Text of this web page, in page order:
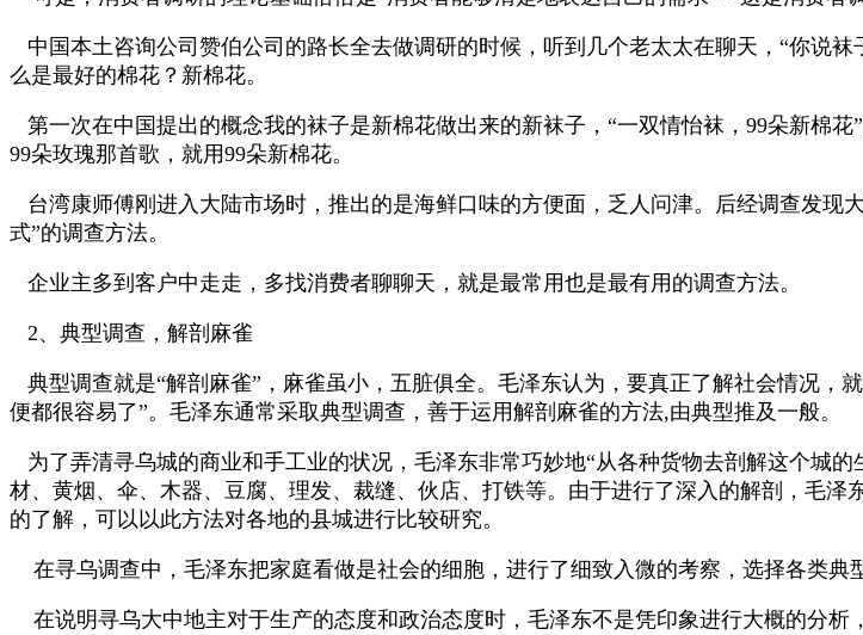
中国本土咨询公司赞伯公司的路长全去做调研的时候，听到几个老太太在聊天，“你说
么是最好的棉花？新棉花。
第一次在中国提出的概念我的袜子是新棉花做出来的新袜子，“一双情怡袜， 99朵新棉花
99朵玫瑰那首歌，就用99朵新棉花。
台湾康师傅刚进入大陆市场时，推出的是海鲜口味的方便面，乏人问津。后经调查发
式”的调查方法。
企业主多到客户中走走，多找消费者聊聊天，就是最常用也是最有用的调查方法。
2、典型调查，解剖麻雀
典型调查就是“解剖麻雀” ，麻雀虽小，五脏俱全。毛泽东认为，要真正了解社会情况，
便都很容易了”。毛泽东通常采取典型调查，善于运用解剖麻雀的方法,由典型推及一般。
为了弄清寻乌城的商业和手工业的状况，毛泽东非常巧妙地“从各种货物去剖解这个城的
材、黄烟、伞、木器、豆腐、理发、裁缝、伙店、打铁等。由于进行了深入的解剖，毛
的了解，可以以此方法对各地的县城进行比较研究。
在寻乌调查中，毛泽东把家庭看做是社会的细胞，进行了细致入微的考察，选择各类
在说明寻乌大中地主对于生产的态度和政治态度时，毛泽东不是凭印象进行大概的分析